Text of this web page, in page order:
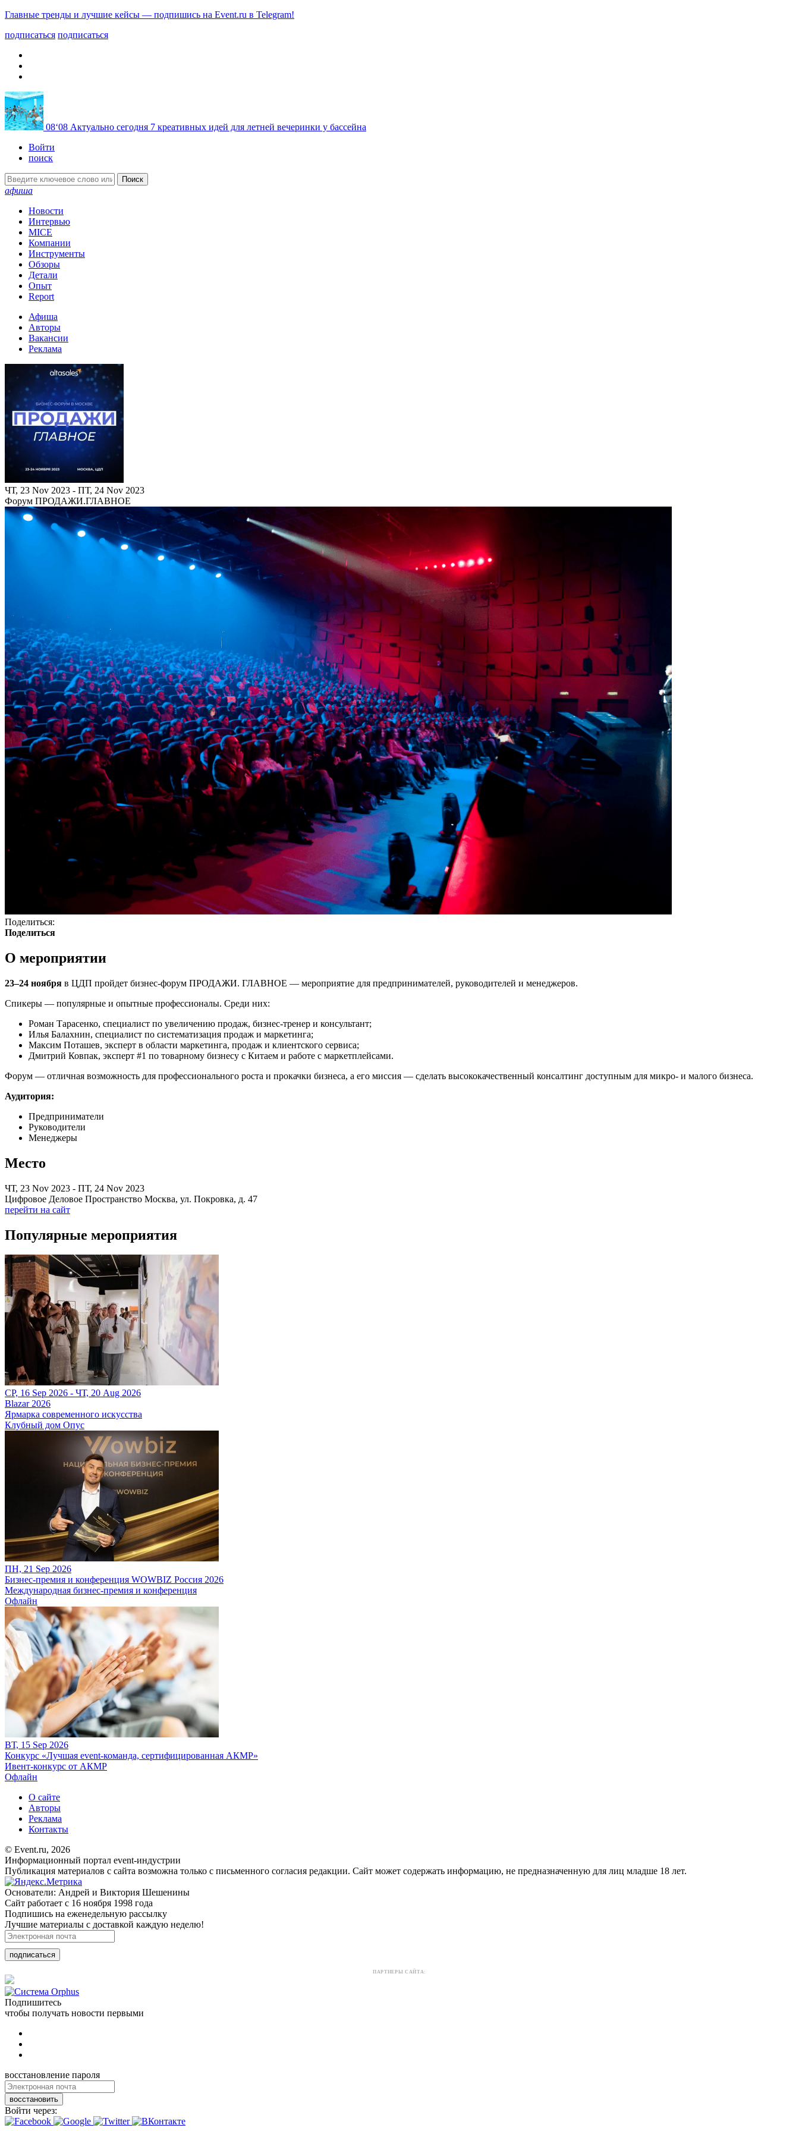
Главные тренды и лучшие кейсы — подпишись на Event.ru в Telegram!
подписаться подписаться
08‘08 Актуально сегодня 7 креативных идей для летней вечеринки у бассейна
Войти
поиск
Поиск
афиша
Новости
Интервью
MICE
Компании
Инструменты
Обзоры
Детали
Опыт
Report
Афиша
Авторы
Вакансии
Реклама
ЧТ, 23 Nov 2023 - ПТ, 24 Nov 2023
Форум ПРОДАЖИ.ГЛАВНОЕ
Поделиться:
Поделиться
О мероприятии
23–24 ноября в ЦДП пройдет бизнес-форум ПРОДАЖИ. ГЛАВНОЕ — мероприятие для предпринимателей, руководителей и менеджеров.
Спикеры — популярные и опытные профессионалы. Среди них:
Роман Тарасенко, специалист по увеличению продаж, бизнес-тренер и консультант;
Илья Балахнин, специалист по систематизация продаж и маркетинга;
Максим Поташев, эксперт в области маркетинга, продаж и клиентского сервиса;
Дмитрий Ковпак, эксперт #1 по товарному бизнесу с Китаем и работе с маркетплейсами.
Форум — отличная возможность для профессионального роста и прокачки бизнеса, а его миссия — сделать высококачественный консалтинг доступным для микро- и малого бизнеса.
Аудитория:
Предприниматели
Руководители
Менеджеры
Место
ЧТ, 23 Nov 2023 - ПТ, 24 Nov 2023
Цифровое Деловое Пространство Москва, ул. Покровка, д. 47
перейти на сайт
Популярные мероприятия
СР, 16 Sep 2026 - ЧТ, 20 Aug 2026
Blazar 2026
Ярмарка современного искусства
Клубный дом Опус
ПН, 21 Sep 2026
Бизнес-премия и конференция WOWBIZ Россия 2026
Международная бизнес-премия и конференция
Офлайн
ВТ, 15 Sep 2026
Конкурс «Лучшая event-команда, сертифицированная АКМР»
Ивент-конкурс от АКМР
Офлайн
О сайте
Авторы
Реклама
Контакты
© Event.ru, 2026
Информационный портал event-индустрии
Публикация материалов с сайта возможна только с письменного согласия редакции. Сайт может содержать информацию, не предназначенную для лиц младше 18 лет.
Основатели: Андрей и Виктория Шешенины
Сайт работает с 16 ноября 1998 года
Подпишись на еженедельную рассылку
Лучшие материалы с доставкой каждую неделю!
подписаться
ПАРТНЕРЫ САЙТА:
Подпишитесь
чтобы получать новости первыми
восстановление пароля
восстановить
Войти через: